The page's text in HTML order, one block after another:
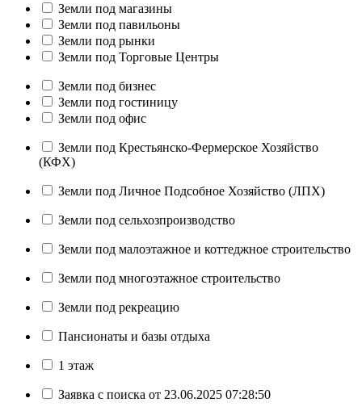
Земли под магазины
Земли под павильоны
Земли под рынки
Земли под Торговые Центры
Земли под бизнес
Земли под гостиницу
Земли под офис
Земли под Крестьянско-Фермерское Хозяйство
(КФХ)
Земли под Личное Подсобное Хозяйство (ЛПХ)
Земли под сельхозпроизводство
Земли под малоэтажное и коттеджное строительство
Земли под многоэтажное строительство
Земли под рекреацию
Пансионаты и базы отдыха
1 этаж
Заявка с поиска от 23.06.2025 07:28:50